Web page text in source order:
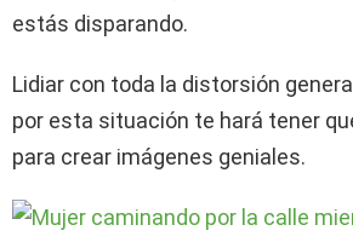
estás disparando.
Lidiar con toda la distorsión
por esta situación te hará tener
para crear imágenes geniales.